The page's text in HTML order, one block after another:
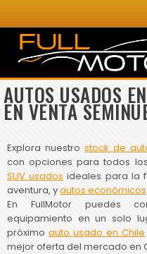
AUTOS USADOS
EN VENTA
Explora nuestro stock de
con opciones para todos
SUV usados ideales para la
aventura, yautos económicos
En FullMotor puedes
equipamiento en un solo
próximoauto usado en Chile
mejor oferta del mercado en